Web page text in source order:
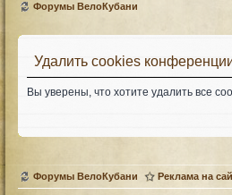
Форумы ВелоКубани
Удалить cookies
Вы уверены, что хотите удалить все
Форумы ВелоКубани Реклама на